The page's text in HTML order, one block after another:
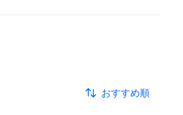
おすすめ順